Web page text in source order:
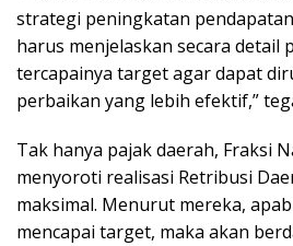
strategi peningkatan
harus menjelaskan secara detail
tercapainya target agar dapat
perbaikan yang lebih efektif,”
Tak hanya pajak daerah, Fraksi
menyoroti realisasi Retribusi
maksimal. Menurut mereka,
mencapai target, maka akan